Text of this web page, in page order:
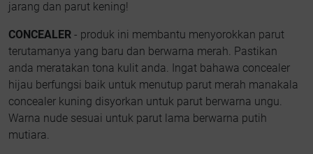
jarang dan parut kening!
CONCEALER - produk ini membantu menyorokkan parut
terutamanya yang baru dan berwarna merah. Pastikan
anda meratakan tona kulit anda. Ingat bahawa concealer
hijau berfungsi baik untuk menutup parut merah manakala
concealer kuning disyorkan untuk parut berwarna ungu.
Warna nude sesuai untuk parut lama berwarna putih
mutiara.